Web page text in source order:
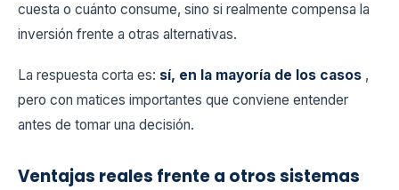
cuesta o cuánto consume, sino si realmente compensa la
inversión frente a otras alternativas.
La respuesta corta es: sí, en la mayoría de los casos ,
pero con matices importantes que conviene entender
antes de tomar una decisión.
Ventajas reales frente a otros sistemas